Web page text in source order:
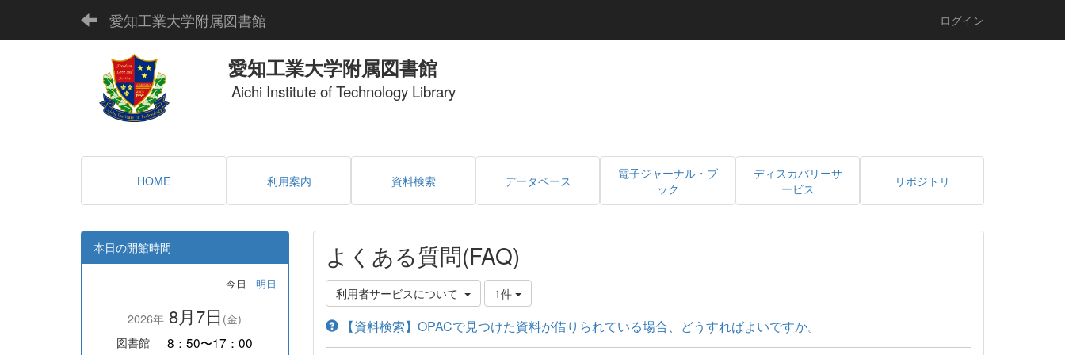
愛知工業大学附属図書館 ログイン
愛知工業大学附属図書館
Aichi Institute of Technology Library
HOME 利用案内 資料検索 データベース
電子ジャーナル・ブ
ック
ディスカバリーサ
ービス
リポジトリ
よくある質問(FAQ)
利用者サービスについて 1件
【資料検索】OPACで見つけた資料が借りられている場合、どうすればよいですか。
本日の開館時間
今日 明日
2026年 8月7日 (金)
図書館
8：50〜17：00